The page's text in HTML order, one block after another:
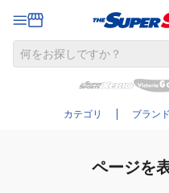
カテゴリ ブランド
ページを